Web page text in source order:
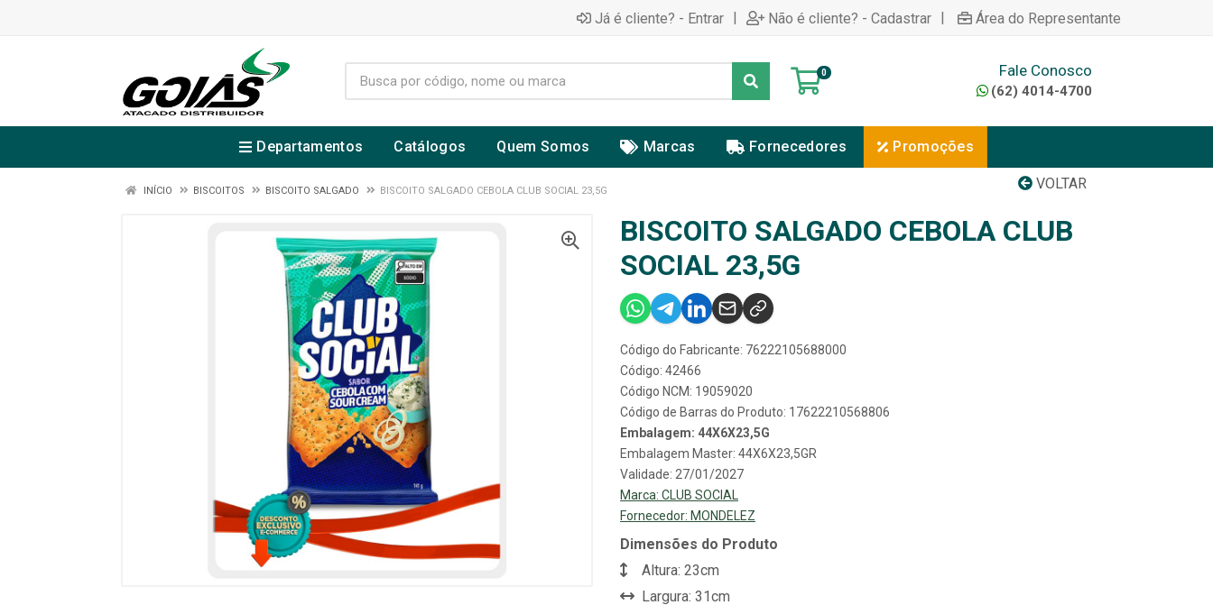
Já é cliente? - Entrar | Não é cliente? - Cadastrar | Área do Representante
0 Fale Conosco
(62) 4014-4700
Departamentos Catálogos Quem Somos Marcas Fornecedores Promoções
VOLTAR
INÍCIO BISCOITOS BISCOITO SALGADO BISCOITO SALGADO CEBOLA CLUB SOCIAL 23,5G
BISCOITO SALGADO CEBOLA CLUB
SOCIAL 23,5G
Código do Fabricante: 76222105688000
Código: 42466
Código NCM: 19059020
Código de Barras do Produto: 17622210568806
Embalagem: 44X6X23,5G
Embalagem Master: 44X6X23,5GR
Validade: 27/01/2027
Marca: CLUB SOCIAL
Fornecedor: MONDELEZ
Dimensões do Produto
Altura: 23cm
Largura: 31cm